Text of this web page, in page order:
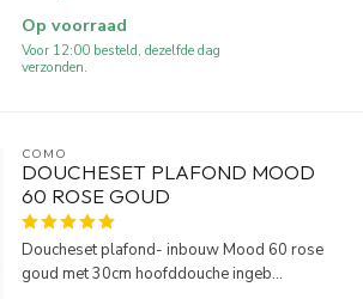
Op voorraad
Voor 12:00 besteld, dezelfde dag
verzonden.
COMO
DOUCHESET PLAFOND MOOD
60 ROSE GOUD
Doucheset plafond- inbouw Mood 60 rose
goud met 30cm hoofddouche ingeb...